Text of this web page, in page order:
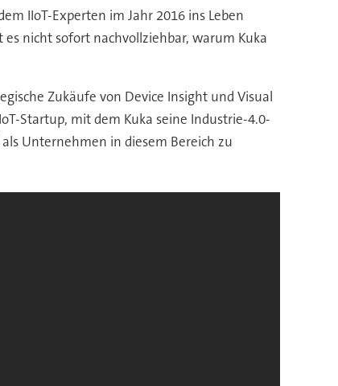
IIoT-Experten im Jahr 2016 ins Leben
nicht sofort nachvollziehbar, warum Kuka
Zukäufe von Device Insight und Visual
Startup, mit dem Kuka seine Industrie-4.0-
Unternehmen in diesem Bereich zu